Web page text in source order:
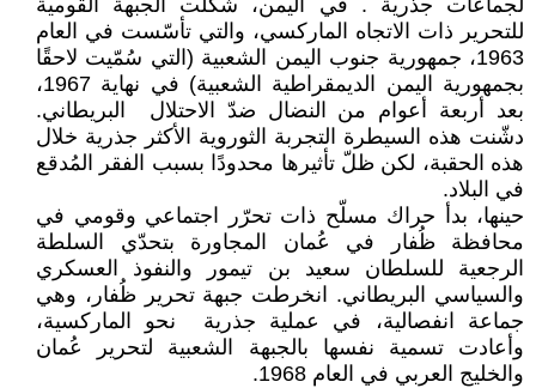
لجماعات جذرية . في اليمن، شكّلت الجبهة القومية
للتحرير ذات الاتجاه الماركسي، والتي تأسّست في العام
1963، جمهورية جنوب اليمن الشعبية (التي سُمّيت لاحقًا
بجمهورية اليمن الديمقراطية الشعبية) في نهاية 1967،
بعد أربعة أعوام من النضال ضدّ الاحتلال البريطاني.
دشّنت هذه السيطرة التجربة الثوروية الأكثر جذرية خلال
هذه الحقبة، لكن ظلّ تأثيرها محدودًا بسبب الفقر المُدقع
في البلاد.
حينها، بدأ حراك مسلّح ذات تحرّر اجتماعي وقومي في
محافظة ظُفار في عُمان المجاورة بتحدّي السلطة
الرجعية للسلطان سعيد بن تيمور والنفوذ العسكري
والسياسي البريطاني. انخرطت جبهة تحرير ظُفار، وهي
جماعة انفصالية، في عملية جذرية نحو الماركسية،
وأعادت تسمية نفسها بالجبهة الشعبية لتحرير عُمان
والخليج العربي في العام 1968.